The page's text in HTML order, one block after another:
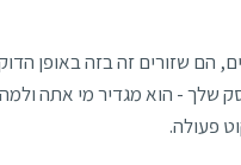
הם שזורים זה בזה באופן
- הוא מגדיר מי אתה
פעולה.